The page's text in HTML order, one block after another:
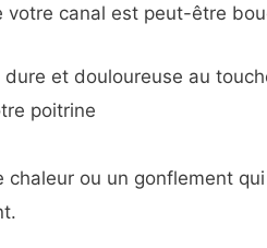
votre canal est peut-être
et douloureuse au
poitrine
chaleur ou un gonflement